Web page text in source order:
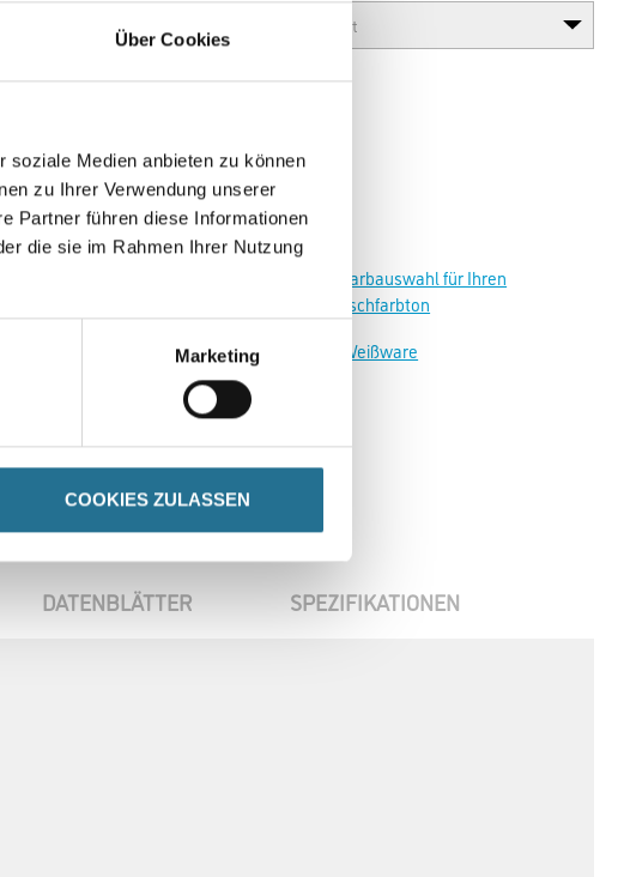
Über Cookies
soziale Medien anbieten zu können
zu Ihrer Verwendung unserer
Partner führen diese Informationen
die sie im Rahmen Ihrer Nutzung
Marketing
COOKIES ZULASSEN
Zur Farbauswahl für Ihren
Wunschfarbton
Zur Weißware
DATENBLÄTTER SPEZIFIKATIONEN